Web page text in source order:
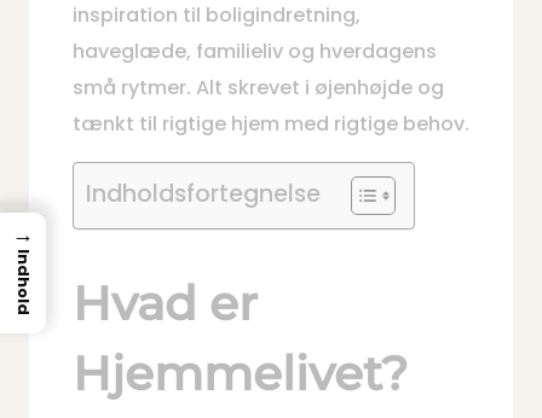
inspiration til boligindretning,
haveglæde, familieliv og hverdagens
små rytmer. Alt skrevet i øjenhøjde og
tænkt til rigtige hjem med rigtige behov.
Indholdsfortegnelse
Hvad er
Hjemmelivet?
→
Indhold